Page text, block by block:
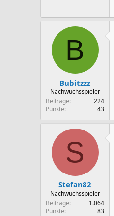
B
Bubitzzz
Nachwuchsspieler
Beiträge
224
Punkte
43
S
Stefan82
Nachwuchsspieler
Beiträge
1.064
Punkte
83